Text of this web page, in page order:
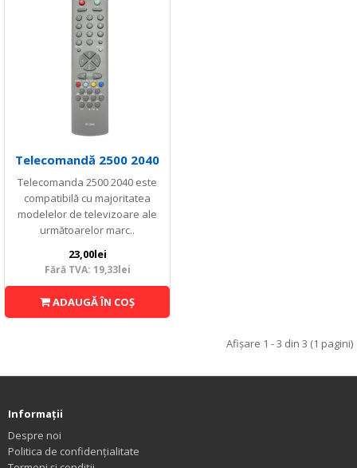
Telecomandă 2500 2040
Telecomanda 2500 2040 este
compatibilă cu majoritatea
modelelor de televizoare ale
următoarelor marc..
23,00lei
Fără TVA: 19,33lei
ADAUGĂ ÎN COŞ
Afişare 1 - 3 din 3 (1 pagini)
Informaţii
Despre noi
Politica de confidențialitate